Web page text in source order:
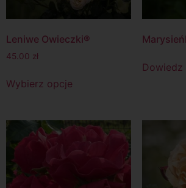
Leniwe Owieczki®
45.00 zł
Wybierz opcje
Dowiedz